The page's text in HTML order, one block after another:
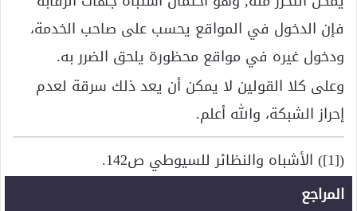
فإن الدخول في المواقع يحسب على صاحب الخدمة،
ودخول غيره في مواقع محظورة يلحق الضرر به.
وعلى كلا القولين لا يمكن أن يعد ذلك سرقة لعدم
إحراز الشبكة، والله أعلم.
([1]) الأشباه والنظائر للسيوطي ص142.
المراجع